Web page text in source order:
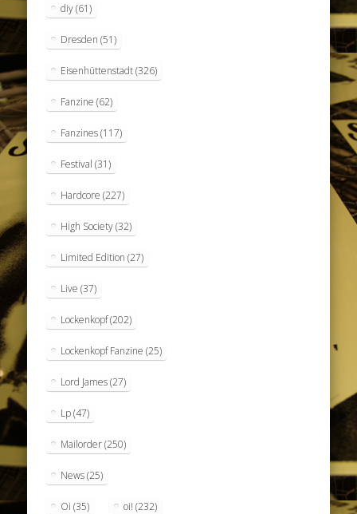
diy(61)
Dresden (51)
Eisenhüttenstadt(326)
Fanzine (62)
Fanzines(117)
Festival (31)
Hardcore (227)
High Society(32)
Limited Edition (27)
Live (37)
Lockenkopf(202)
Lockenkopf Fanzine (25)
Lord James(27)
Lp(47)
Mailorder(250)
News(25)
Oi (35) oi! (232)